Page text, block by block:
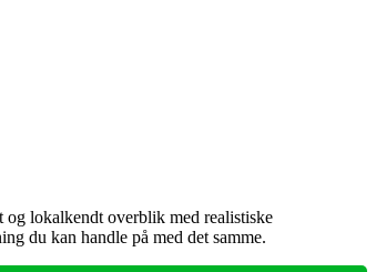
og lokalkendt overblik med realistiske
du kan handle på med det samme.